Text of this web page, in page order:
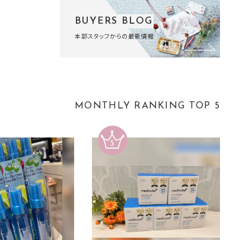
BUYERS BLOG
本部スタッフからの最新情報
MONTHLY RANKING TOP 5